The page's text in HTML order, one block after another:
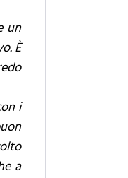
un
È
i
a